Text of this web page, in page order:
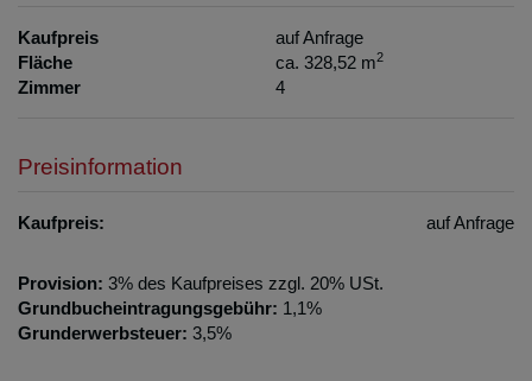
Kaufpreis
auf Anfrage
Fläche
ca. 328,52 m2
Zimmer 4
Preisinformation
Kaufpreis: auf Anfrage
Provision: 3% des Kaufpreises zzgl. 20% USt.
Grundbucheintragungsgebühr: 1,1%
Grunderwerbsteuer: 3,5%